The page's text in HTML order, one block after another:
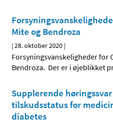
Mite og Bendroza
|28. oktober 2020 |
Forsyningsvanskeligheder for
Bendroza. Der er i øjeblikket
Supplerende
tilskudsstatus for
diabetes